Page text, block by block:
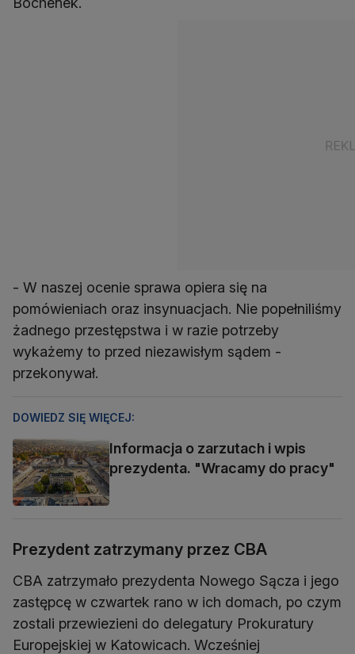
- W naszej ocenie sprawa opiera się na
pomówieniach oraz insynuacjach. Nie popełniliśmy
żadnego przestępstwa i w razie potrzeby
wykażemy to przed niezawisłym sądem -
przekonywał.
DOWIEDZ SIĘ WIĘCEJ:
Informacja o zarzutach i wpis
prezydenta. "Wracamy do pracy"
Prezydent zatrzymany przez CBA
CBA zatrzymało prezydenta Nowego Sącza i jego
zastępcę w czwartek rano w ich domach, po czym
zostali przewiezieni do delegatury Prokuratury
Europejskiej w Katowicach. Wcześniej